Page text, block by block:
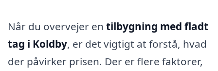
Når du overvejer en tilbygning med fladt
tag i Koldby, er det vigtigt at forstå, hvad
der påvirker prisen. Der er flere faktorer,